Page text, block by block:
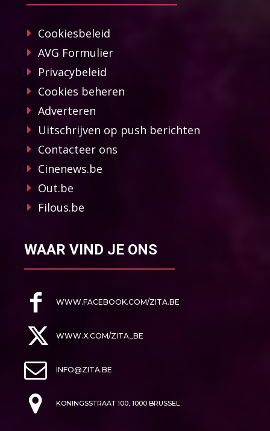
Cookiesbeleid
AVG Formulier
Privacybeleid
Cookies beheren
Adverteren
Uitschrijven op push berichten
Contacteer ons
Cinenews.be
Out.be
Filous.be
WAAR VIND JE ONS
WWW.FACEBOOK.COM/ZITA.BE
WWW.X.COM/ZITA_BE
INFO@ZITA.BE
KONINGSSTRAAT 100, 1000 BRUSSEL